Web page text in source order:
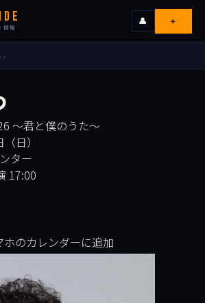
情報
👤 ＋
～君と僕のうた～
日）
ター
17:00
ホのカレンダーに追加